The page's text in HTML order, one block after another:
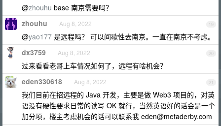
@zhouhu base 南京需要吗？
19
zhouhu Aug 8, 2022
@yao177 是远程吗？ 可以间歇性去南京。一直在南京不考虑。
20
dx3759 Aug 8, 2022
过来看看老哥上车情况如何了，远程有啥机会？
21
eden330618 Aug 8, 2022
我们目前在招远程的 Java 开发，主要是做 Web3 项目的，对英
语没有硬性要求日常的读写 OK 就行，当然英语好的话会是一个
加分项，楼主考虑机会的话可以联系我 eden@metaderby.com